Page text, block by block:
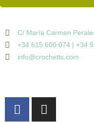
C/ María Carmen
+34 615 600 074 | +34
info@crochetts.com